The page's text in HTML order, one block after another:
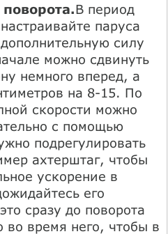
В период
паруса
силу
можно сдвинуть
немного вперед, а
на 8-15. По
скорости можно
с помощью
подрегулировать
ахтерштаг, чтобы
ускорение в
его
сразу до поворота
во время него, чтобы в